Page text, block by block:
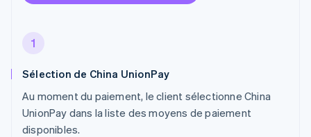
1
Sélection de China UnionPay
Au moment du paiement, le client sélectionne China
UnionPay dans la liste des moyens de paiement
disponibles.